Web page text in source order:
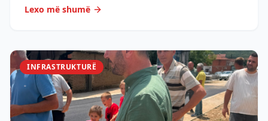
Lexo më shumë
INFRASTRUKTURË